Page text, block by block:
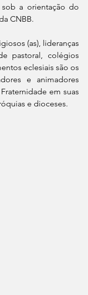
a orientação do
CNBB.
(as), lideranças
pastoral, colégios
eclesiais são os
e animadores
em suas
e dioceses.